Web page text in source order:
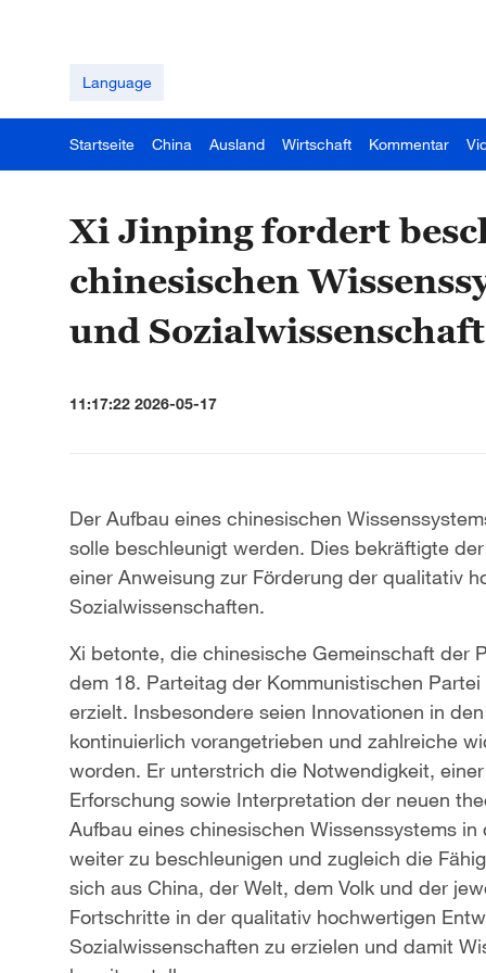
Language
Startseite China Ausland Wirtschaft Kommentar
Xi Jinping fordert
chinesischen
und
11:17:22 2026-05-17
Der Aufbau eines chinesischen
solle beschleunigt werden. Dies bekräftigte
einer Anweisung zur Förderung der qualitativ
Sozialwissenschaften.
Xi betonte, die chinesische Gemeinschaft der
dem 18. Parteitag der Kommunistischen
erzielt. Insbesondere seien Innovationen in
kontinuierlich vorangetrieben und zahlreiche
worden. Er unterstrich die Notwendigkeit,
Erforschung sowie Interpretation der neuen
Aufbau eines chinesischen Wissenssystems
weiter zu beschleunigen und zugleich die
sich aus China, der Welt, dem Volk und der
Fortschritte in der qualitativ hochwertigen
Sozialwissenschaften zu erzielen und damit